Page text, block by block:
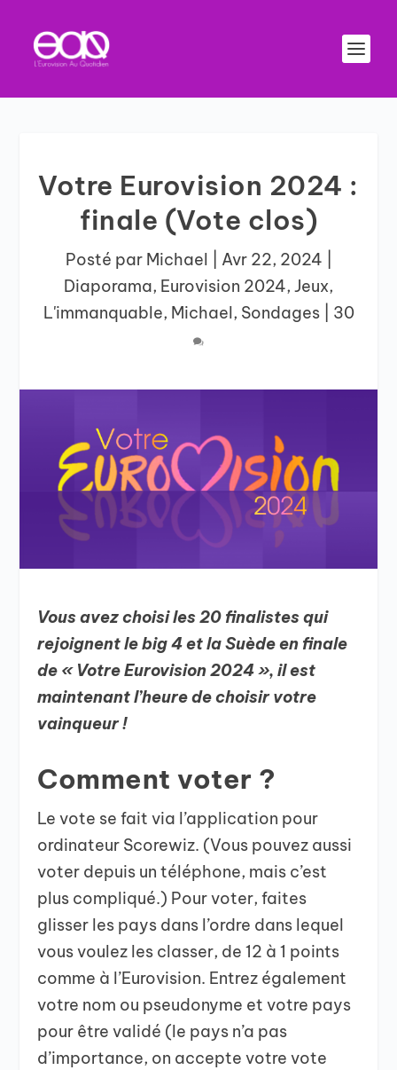
Votre Eurovision 2024 :
finale (Vote clos)
Posté par Michael Avr 22, 2024
Diaporama, Eurovision 2024, Jeux,
L'immanquable, Michael, Sondages| 30
Vous avez choisi les 20 finalistes qui
rejoignent le big 4 et la Suède en finale
de « Votre Eurovision 2024 », il est
maintenant l’heure de choisir votre
vainqueur !
Comment voter ?
Le vote se fait via l’application pour
ordinateur Scorewiz. (Vous pouvez aussi
voter depuis un téléphone, mais c’est
plus compliqué.) Pour voter, faites
glisser les pays dans l’ordre dans lequel
vous voulez les classer, de 12 à 1 points
comme à l’Eurovision. Entrez également
votre nom ou pseudonyme et votre pays
pour être validé (le pays n’a pas
d’importance, on accepte votre vote